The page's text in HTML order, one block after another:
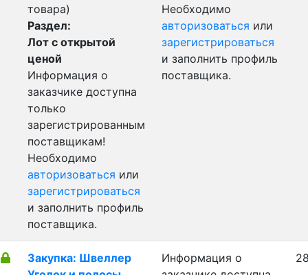
товара)
Раздел:
Лот с открытой
ценой
Информация о
заказчике доступна
только
зарегистрированным
поставщикам!
Необходимо
авторизоваться или
зарегистрироваться
и заполнить профиль
поставщика.
Необходимо
авторизоваться или
зарегистрироваться
и заполнить профиль
поставщика.
Закупка: Швеллер
Информация о